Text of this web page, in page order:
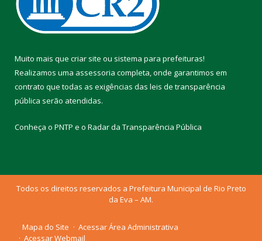
Muito mais que criar site ou sistema para prefeituras!
Realizamos uma assessoria completa, onde garantimos em
contrato que todas as exigências das leis de transparência
pública serão atendidas.
Conheça o PNTP e o Radar da Transparência Pública
Todos os direitos reservados a Prefeitura Municipal de Rio Preto
da Eva – AM.
Mapa do Site
Acessar Área Administrativa
Acessar Webmail